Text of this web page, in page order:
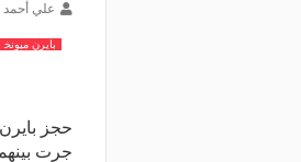
علي أحمد
بايرن ميونخ
جرت